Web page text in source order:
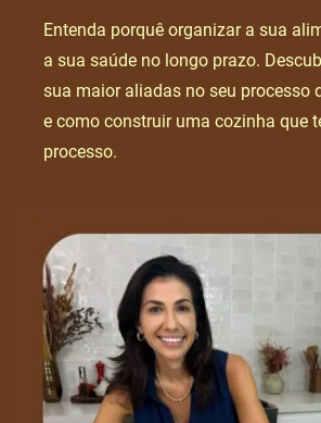
Entenda porquê organizar a sua
a sua saúde no longo prazo.
sua maior aliadas no seu processo
e como construir uma cozinha que
processo.